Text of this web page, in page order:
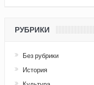
РУБРИКИ
Без рубрики
История